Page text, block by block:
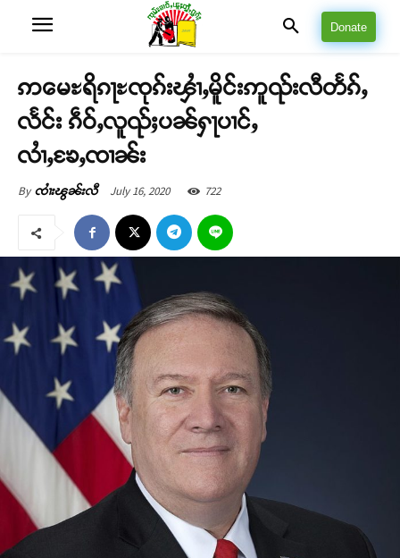
Donate
ဢမေႊရိၵႃႊၸုၵ်းၾၢႆႇမိူင်းဢူၺ်းလီတႅၵ်ႇ
လႅင်း ၵဵဝ်ႇလူၺ်ႈပၼ်ႁႃပၢင်ႇ
လၢႆႇၶႄႇၸၢၼ်း
By ၸၢႆးၽွၼ်းလီ July 16, 2020 722